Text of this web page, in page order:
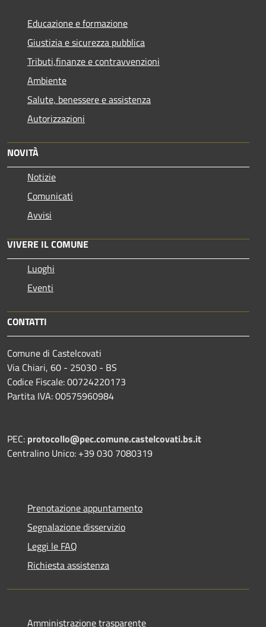
Educazione e formazione
Giustizia e sicurezza pubblica
Tributi,finanze e contravvenzioni
Ambiente
Salute, benessere e assistenza
Autorizzazioni
NOVITÀ
Notizie
Comunicati
Avvisi
VIVERE IL COMUNE
Luoghi
Eventi
CONTATTI
Comune di Castelcovati
Via Chiari, 60 - 25030 - BS
Codice Fiscale: 00724220173
Partita IVA: 00575960984
PEC: protocollo@pec.comune.castelcovati.bs.it
Centralino Unico: +39 030 7080319
Prenotazione appuntamento
Segnalazione disservizio
Leggi le FAQ
Richiesta assistenza
Amministrazione trasparente